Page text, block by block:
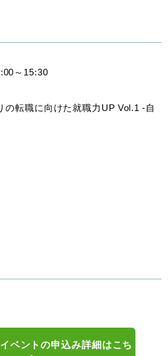
～15:30
の転職に向けた就職力UP Vol.1 -自
ベントの申込み詳細はこち